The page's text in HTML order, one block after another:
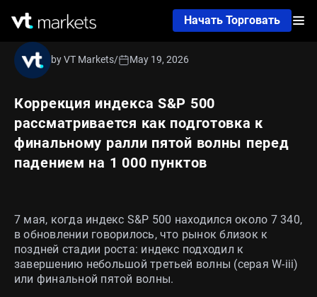
Начать Торговать
Коррекция индекса S&P 500
рассматривается как подготовка к
финальному ралли пятой волны перед
падением на 1 000 пунктов
by VT Markets/ May 19, 2026
7 мая, когда индекс S&P 500 находился около 7 340,
в обновлении говорилось, что рынок близок к
поздней стадии роста: индекс подходил к
завершению небольшой третьей волны (серая W-iii)
или финальной пятой волны.